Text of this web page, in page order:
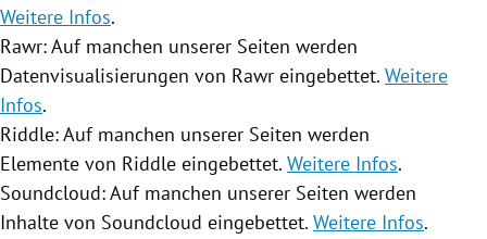
Weitere Infos.
Rawr: Auf manchen unserer Seiten werden
Datenvisualisierungen von Rawr eingebettet. Weitere
Infos.
Riddle: Auf manchen unserer Seiten werden
Elemente von Riddle eingebettet. Weitere Infos.
Soundcloud: Auf manchen unserer Seiten werden
Inhalte von Soundcloud eingebettet. Weitere Infos.